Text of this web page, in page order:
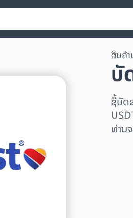
ສິນຄ້
ບັ
ຊື້ບັດ
ທ່ານ